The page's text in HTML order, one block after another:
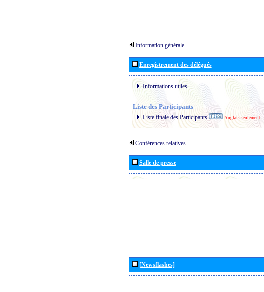
Information générale
Enregistrement des délégués
Informations utiles
Liste des Participants
Liste finale des Participants Anglais seulement
Conférences relatives
Salle de presse
[Newsflashes]